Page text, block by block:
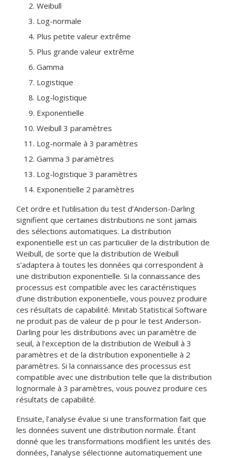
Weibull
Log-normale
Plus petite valeur extrême
Plus grande valeur extrême
Gamma
Logistique
Log-logistique
Exponentielle
Weibull 3 paramètres
Log-normale à 3 paramètres
Gamma 3 paramètres
Log-logistique 3 paramètres
Exponentielle 2 paramètres
Cet ordre et l’utilisation du test d’Anderson-Darling
signifient que certaines distributions ne sont jamais
des sélections automatiques. La distribution
exponentielle est un cas particulier de la distribution de
Weibull, de sorte que la distribution de Weibull
s’adaptera à toutes les données qui correspondent à
une distribution exponentielle. Si la connaissance des
processus est compatible avec les caractéristiques
d’une distribution exponentielle, vous pouvez produire
ces résultats de capabilité. Minitab Statistical Software
ne produit pas de valeur de p pour le test Anderson-
Darling pour les distributions avec un paramètre de
seuil, à l’exception de la distribution de Weibull à 3
paramètres et de la distribution exponentielle à 2
paramètres. Si la connaissance des processus est
compatible avec une distribution telle que la distribution
lognormale à 3 paramètres, vous pouvez produire ces
résultats de capabilité.
Ensuite, l’analyse évalue si une transformation fait que
les données suivent une distribution normale. Étant
donné que les transformations modifient les unités des
données, l’analyse sélectionne automatiquement une